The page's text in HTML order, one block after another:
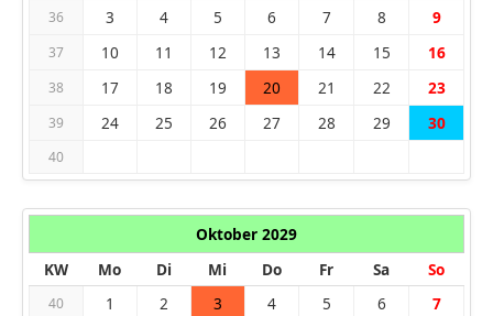
36 3 4 5 6 7 8 9
37 10 11 12 13 14 15 16
38 17 18 19 20 21 22 23
39 24 25 26 27 28 29 30
40
Oktober 2029
KW
Mo Di Mi Do Fr Sa So
40 1 2 3 4 5 6 7